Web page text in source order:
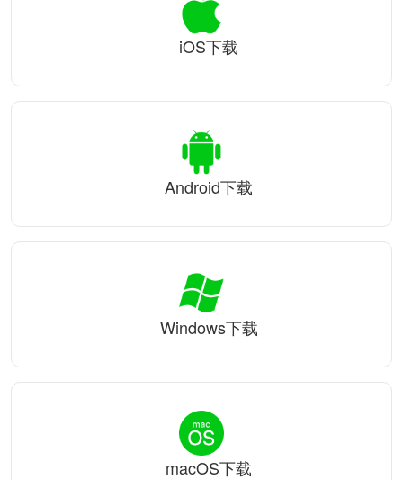
iOS下载
Android下载
Windows下载
macOS下载